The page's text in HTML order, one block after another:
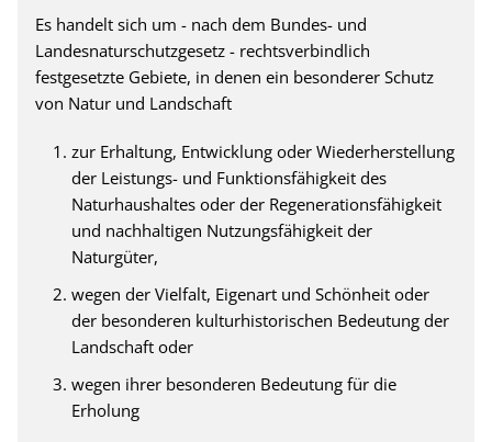
Es handelt sich um - nach dem Bundes- und
Landesnaturschutzgesetz - rechtsverbindlich
festgesetzte Gebiete, in denen ein besonderer Schutz
von Natur und Landschaft
zur Erhaltung, Entwicklung oder Wiederherstellung
der Leistungs- und Funktionsfähigkeit des
Naturhaushaltes oder der Regenerationsfähigkeit
und nachhaltigen Nutzungsfähigkeit der
Naturgüter,
wegen der Vielfalt, Eigenart und Schönheit oder
der besonderen kulturhistorischen Bedeutung der
Landschaft oder
wegen ihrer besonderen Bedeutung für die
Erholung